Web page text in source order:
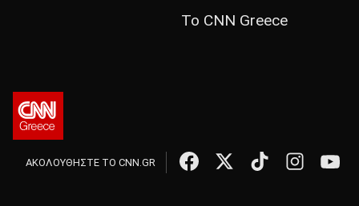
Το CNN Greece
ΑΚΟΛΟΥΘΗΣΤΕ ΤΟ CNN.GR